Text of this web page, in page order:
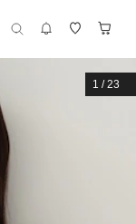
1 /23